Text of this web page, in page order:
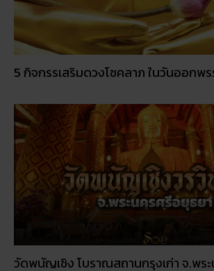
วัดพนัญเชิง โบราณสถานกรุงเก่า จ.พระ